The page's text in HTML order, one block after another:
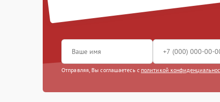
Отправляя, Вы соглашаетесь с политикой